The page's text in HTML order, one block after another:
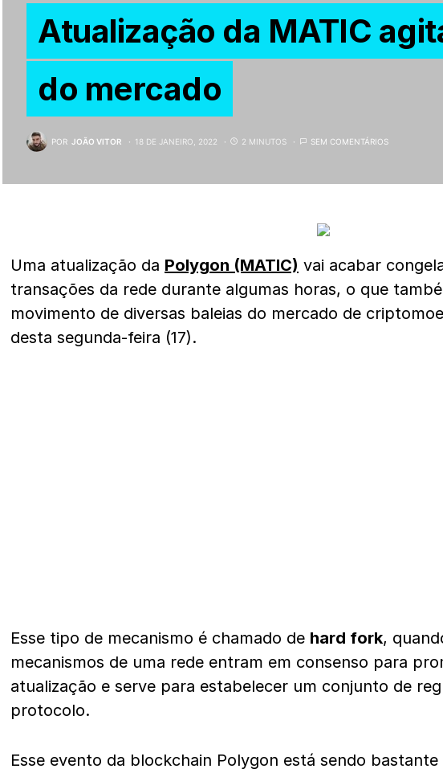
Atualização da MATIC
do mercado
POR JOÃO VITOR 18 DE JANEIRO, 2022 2 MINUTOS SEM COMENTÁRIOS
Uma atualização da Polygon (MATIC) vai acabar
transações da rede durante algumas horas, o que
movimento de diversas baleias do mercado de
desta segunda-feira (17).
Esse tipo de mecanismo é chamado de hard fork,
mecanismos de uma rede entram em consenso para
atualização e serve para estabelecer um conjunto de
protocolo.
Esse evento da blockchain Polygon está sendo bastante